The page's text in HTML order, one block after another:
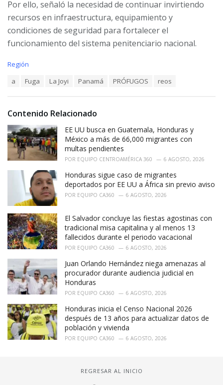
Por ello, señaló la necesidad de continuar invirtiendo
recursos en infraestructura, equipamiento y
condiciones de seguridad para fortalecer el
funcionamiento del sistema penitenciario nacional.
C
r
i
e
s
Región
:
a Fuga La Joyi Panamá PRÓFUGOS reos
Contenido Relacionado
EE UU busca en Guatemala, Honduras y
México a más de 66,000 migrantes con
multas pendientes
POR EQUIPO CENTROAMÉRICA 360 6 AGOSTO, 2026
Honduras sigue caso de migrantes
deportados por EE UU a África sin previo aviso
POR EQUIPO CA360 6 AGOSTO, 2026
El Salvador concluye las fiestas agostinas con
tradicional misa capitalina y al menos 13
fallecidos durante el periodo vacacional
POR EQUIPO CA360 6 AGOSTO, 2026
Juan Orlando Hernández niega amenazas al
procurador durante audiencia judicial en
Honduras
POR EQUIPO CA360 6 AGOSTO, 2026
Honduras inicia el Censo Nacional 2026
después de 13 años para actualizar datos de
población y vivienda
POR EQUIPO CA360 6 AGOSTO, 2026
REGRESAR AL INICIO